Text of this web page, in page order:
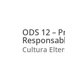
ODS 12 –
Cultura